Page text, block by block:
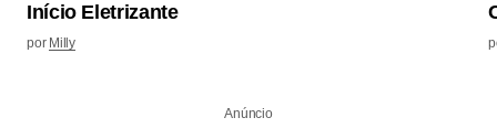
Início Eletrizante
por Milly
Anúncio